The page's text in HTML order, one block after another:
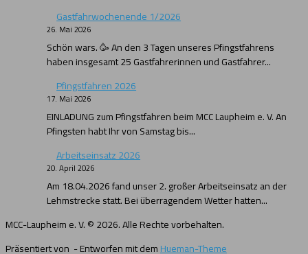
Gastfahrwochenende 1/2026
26. Mai 2026
Schön wars. 🥳 An den 3 Tagen unseres Pfingstfahrens
haben insgesamt 25 Gastfahrerinnen und Gastfahrer...
Pfingstfahren 2026
17. Mai 2026
EINLADUNG zum Pfingstfahren beim MCC Laupheim e. V. An
Pfingsten habt Ihr von Samstag bis...
Arbeitseinsatz 2026
20. April 2026
Am 18.04.2026 fand unser 2. großer Arbeitseinsatz an der
Lehmstrecke statt. Bei überragendem Wetter hatten...
MCC-Laupheim e. V. © 2026. Alle Rechte vorbehalten.
Präsentiert von - Entworfen mit dem Hueman-Theme